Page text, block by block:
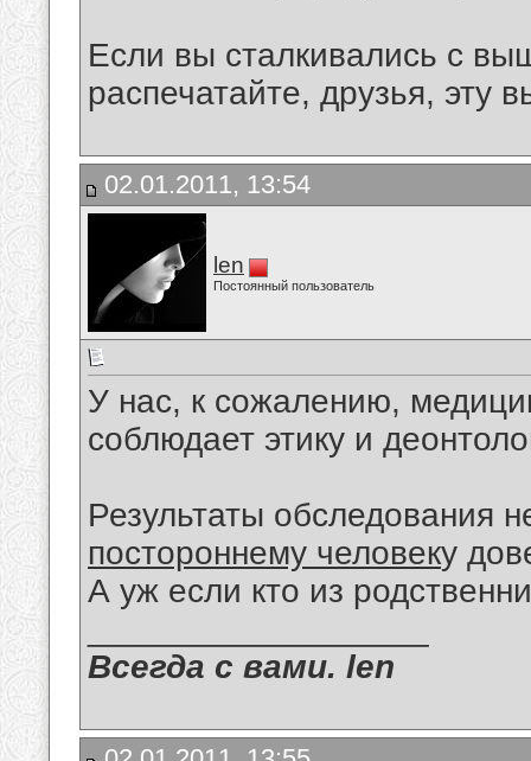
Если вы сталкивались с
распечатайте, друзья, эту
02.01.2011, 13:54
len
Постоянный пользователь
У нас, к сожалению,
соблюдает этику и
Результаты обследования
постороннему человеку
А уж если кто из
Всегда с вами. len